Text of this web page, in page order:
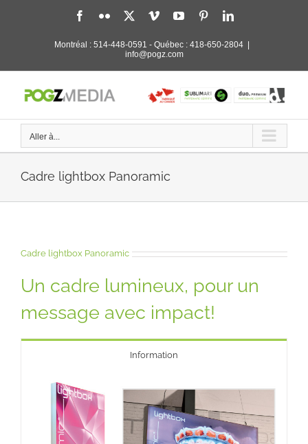
Facebook
Flickr VimeoYouTubePinterestLinkedIn
Montréal : 514-448-0591 - Québec : 418-650-2804
info@pogz.com
Aller à...
Cadre lightbox Panoramic
Cadre lightbox Panoramic
Un cadre lumineux, pour un
message avec impact!
Information